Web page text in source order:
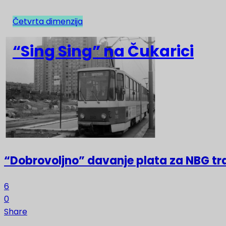
NAJNOVIJE
“Dobrovoljno” davanje plata za NBG
6
0
Share
Četvrta dimenzija
“Sing Sing” na Čukarici